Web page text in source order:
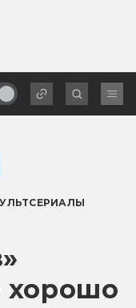
хорошо